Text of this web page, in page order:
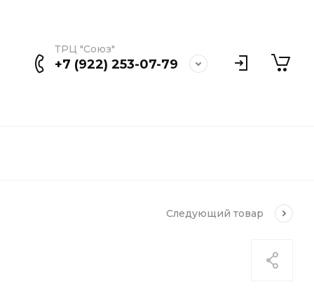
ТРЦ "Союз"
+7 (922) 253-07-79
Следующий товар